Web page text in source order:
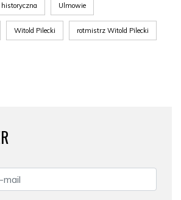
Ulmowie
Witold Pilecki rotmistrz Witold Pilecki